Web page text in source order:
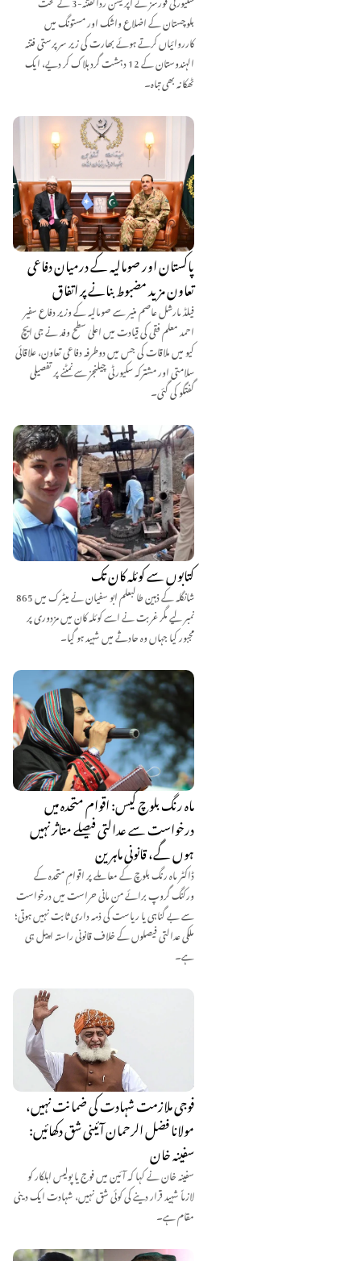
بلوچستان کے اضلاع واشک اور مستونگ میں
کارروائیاں کرتے ہوئے بھارت کی زیر سرپرستی فتنہ
الہندوستان کے 12 دہشت گرد ہلاک کر دیے، ایک
ٹھکانہ بھی تباہ۔
پاکستان اور صومالیہ کے درمیان دفاعی
تعاون مزید مضبوط بنانے پر اتفاق
فیلڈ مارشل عاصم منیر سے صومالیہ کے وزیر دفاع سفیر
احمد معلم فقی کی قیادت میں اعلیٰ سطح وفد نے جی ایچ
کیو میں ملاقات کی جس میں دوطرفہ دفاعی تعاون، علاقائی
سلامتی اور مشترکہ سکیورٹی چیلنجز سے نمٹنے پر تفصیلی
گفتگو کی گئی۔
کتابوں سے کوئلہ کان تک
شانگلہ کے ذہین طالبعلم ابو سفیان نے میٹرک میں 865
نمبر لیے مگر غربت نے اسے کوئلہ کان میں مزدوری پر
مجبور کیا جہاں وہ حادثے میں شہید ہو گیا۔
ماہ رنگ بلوچ کیس: اقوام متحدہ میں
درخواست سے عدالتی فیصلے متاثر نہیں
ہوں گے، قانونی ماہرین
ڈاکٹر ماہ رنگ بلوچ کے معاملے پر اقوامِ متحدہ کے
ورکنگ گروپ برائے من مانی حراست میں درخواست
سے بے گناہی یا ریاست کی ذمہ داری ثابت نہیں ہوتی؛
ملکی عدالتی فیصلوں کے خلاف قانونی راستہ اپیل ہی
ہے۔
فوجی ملازمت شہادت کی ضمانت نہیں،
مولانا فضل الرحمان آئینی شق دکھائیں:
سفینہ خان
سفینہ خان نے کہا کہ آئین میں فوج یا پولیس اہلکار کو
لازماً شہید قرار دینے کی کوئی شق نہیں، شہادت ایک دینی
مقام ہے۔